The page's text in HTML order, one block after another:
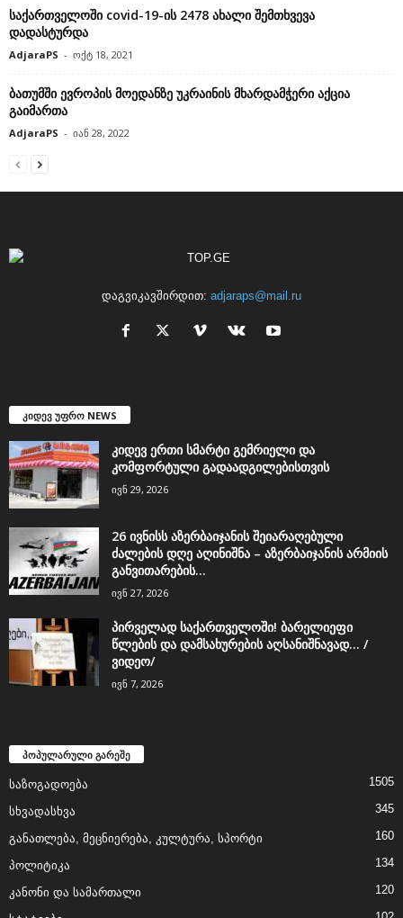
საქართველოში covid-19-ის 2478 ახალი შემთხვევა
დადასტურდა
AdjaraPS - ოქტ 18, 2021
ბათუმში ევროპის მოედანზე უკრაინის მხარდამჭერი აქცია
გაიმართა
AdjaraPS - იან 28, 2022
დაგვიკავშირდით: adjaraps@mail.ru
კიდევ უფრო NEWS
კიდევ ერთი სმარტი გემრიელი და
კომფორტული გადაადგილებისთვის
ივნ 29, 2026
26 ივნისს აზერბაიჯანის შეიარაღებული
ძალების დღე აღინიშნა – აზერბაიჯანის არმიის
განვითარების...
ივნ 27, 2026
პირველად საქართველოში! ბარელიეფი
წლების და დამსახურების აღსანიშნავად… /
ვიდეო/
ივნ 7, 2026
პოპულარული გარეშე
საზოგადოება 1505
სხვადასხვა 345
განათლება, მეცნიერება, კულტურა, სპორტი 160
პოლიტიკა 134
კანონი და სამართალი 120